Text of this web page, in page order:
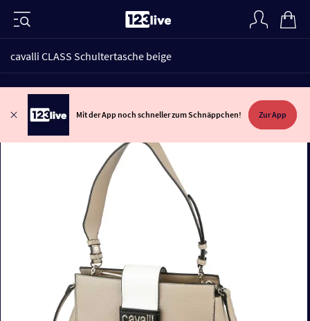
cavalli CLASS Schultertasche beige
Mit der App noch schneller zum Schnäppchen! Zur App